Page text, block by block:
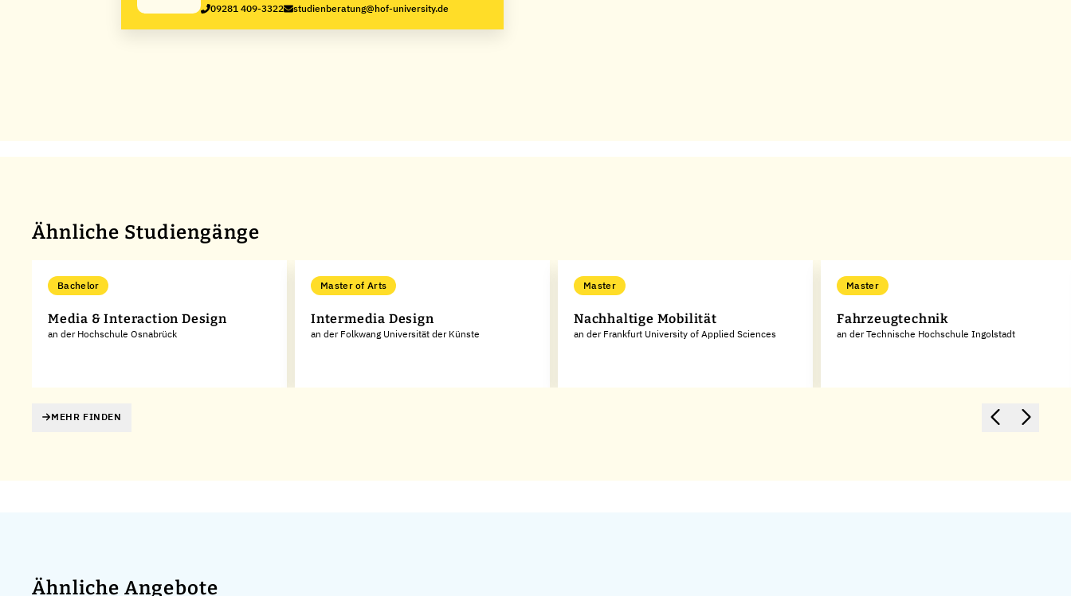
09281 409-3322 studienberatung@hof-university.de
Ähnliche Studiengänge
Bachelor
Media & Interaction Design
an der Hochschule Osnabrück
Master of Arts
Intermedia Design
an der Folkwang Universität der Künste
Master
Nachhaltige Mobilität
an der Frankfurt University of Applied Sciences
Master
Fahrzeugtechnik
an der Technische Hochschule Ingolstadt
MEHR FINDEN
Ähnliche Angebote